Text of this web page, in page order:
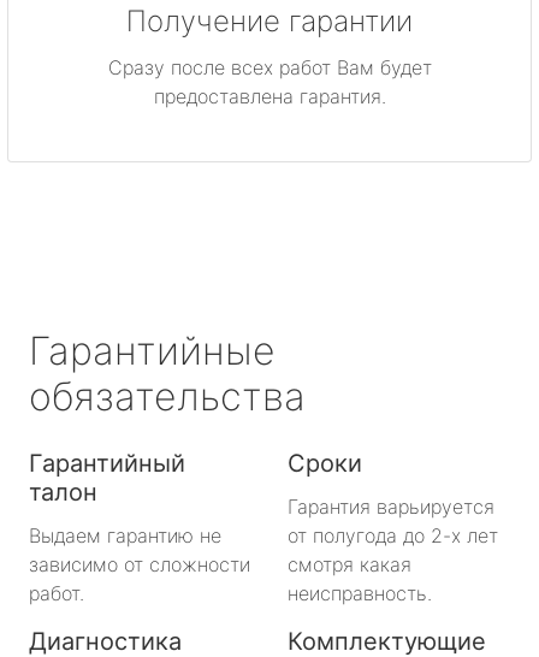
Получение гарантии
Сразу после всех работ Вам будет
предоставлена гарантия.
Гарантийные
обязательства
Гарантийный
талон
Выдаем гарантию не
зависимо от сложности
работ.
Сроки
Гарантия варьируется
от полугода до 2-х лет
смотря какая
неисправность.
Диагностика Комплектующие